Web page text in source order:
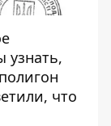
узнать,
что